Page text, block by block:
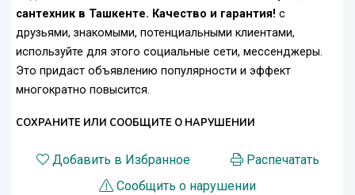
сантехник в Ташкенте. Качество и гарантия! с
друзьями, знакомыми, потенциальными клиентами,
используйте для этого социальные сети, мессенджеры.
Это придаст объявлению популярности и эффект
многократно повысится.
СОХРАНИТЕ ИЛИ СООБЩИТЕ О НАРУШЕНИИ
Добавить в Избранное
Распечатать
Сообщить о нарушении